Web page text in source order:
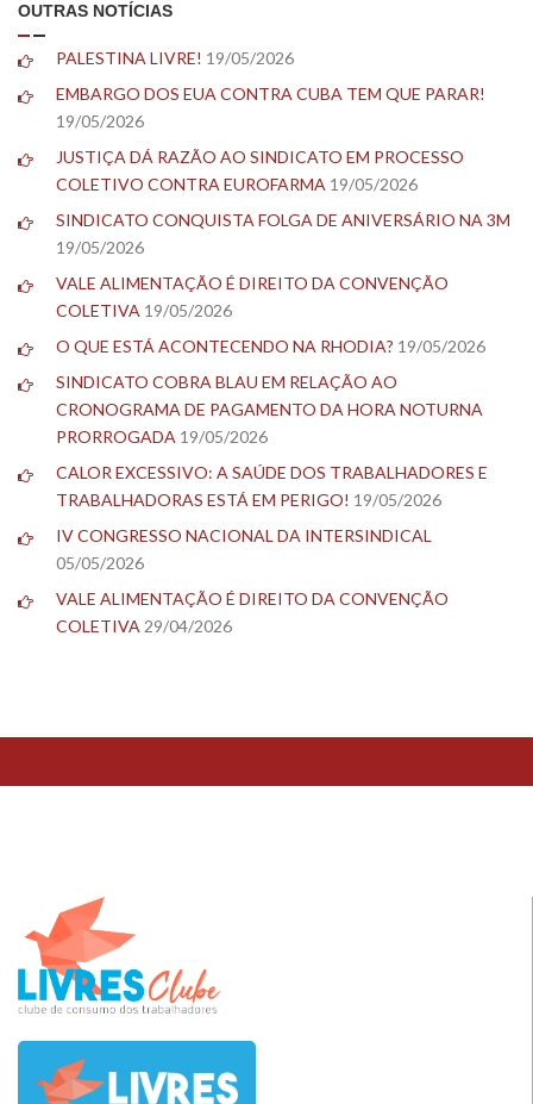
OUTRAS NOTÍCIAS
PALESTINA LIVRE! 19/05/2026
EMBARGO DOS EUA CONTRA CUBA TEM QUE PARAR!
19/05/2026
JUSTIÇA DÁ RAZÃO AO SINDICATO EM PROCESSO
COLETIVO CONTRA EUROFARMA 19/05/2026
SINDICATO CONQUISTA FOLGA DE ANIVERSÁRIO NA 3M
19/05/2026
VALE ALIMENTAÇÃO É DIREITO DA CONVENÇÃO
COLETIVA 19/05/2026
O QUE ESTÁ ACONTECENDO NA RHODIA? 19/05/2026
SINDICATO COBRA BLAU EM RELAÇÃO AO
CRONOGRAMA DE PAGAMENTO DA HORA NOTURNA
PRORROGADA 19/05/2026
CALOR EXCESSIVO: A SAÚDE DOS TRABALHADORES E
TRABALHADORAS ESTÁ EM PERIGO! 19/05/2026
IV CONGRESSO NACIONAL DA INTERSINDICAL
05/05/2026
VALE ALIMENTAÇÃO É DIREITO DA CONVENÇÃO
COLETIVA 29/04/2026
TESTE